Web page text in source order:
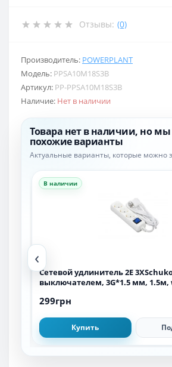
Отзывы: (0)
Производитель: POWERPLANT
Модель: PPSA10M18S3B
Артикул: PP-PPSA10M18S3B
Наличие: Нет в наличии
Товара нет в наличии, но
похожие варианты
Актуальные варианты, которые можно
‹
В наличии
Сетевой удлинитель 2E
выключателем, 3G*1.5 мм,
299грн
Купить